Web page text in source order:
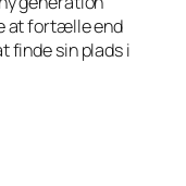
at fortælle end
finde sin plads i